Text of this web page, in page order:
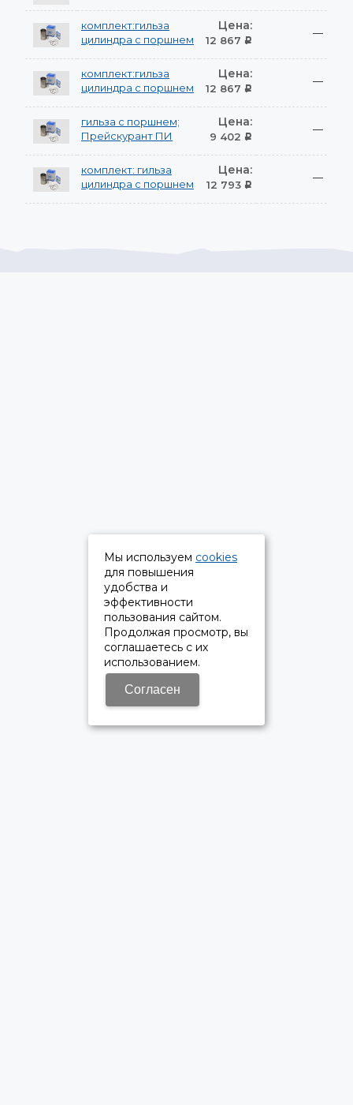
комплект:гильза
цилиндра с поршнем
Цена:
12 867 Р
—
комплект:гильза
цилиндра с поршнем
Цена:
12 867 Р
—
гильза с поршнем;
Прейскурант ПИ
Цена:
9 402 Р
—
комплект: гильза
цилиндра с поршнем
Цена:
12 793 Р
—
Мы используем cookies
для повышения
удобства и
эффективности
пользования сайтом.
Продолжая просмотр, вы
соглашаетесь с их
использованием.
Согласен